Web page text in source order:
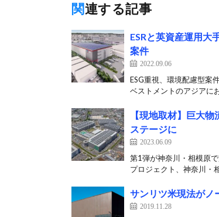
関連する記事
ESRと英資産運用大
案件
2022.09.06
ESG重視、環境配慮型案
ベストメントのアジアに
【現地取材】巨大
ステージに
2023.06.09
第1弾が神奈川・相模原
プロジェクト、神奈川・
サンリツ米現法がノ
2019.11.28